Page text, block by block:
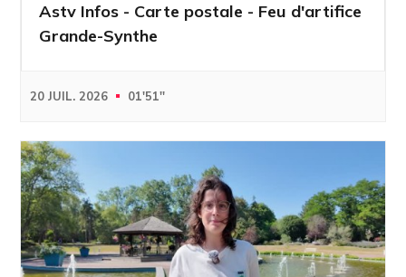
Astv Infos - Carte postale - Feu d'artifice
Grande-Synthe
20 JUIL. 2026 01'51''